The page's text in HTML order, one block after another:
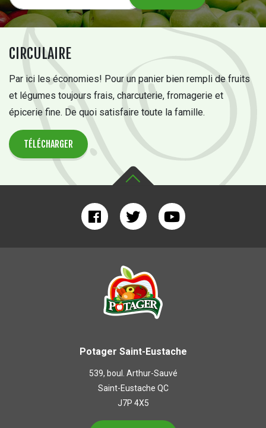
CIRCULAIRE
Par ici les économies! Pour un panier bien rempli de fruits
et légumes toujours frais, charcuterie, fromagerie et
épicerie fine. De quoi satisfaire toute la famille.
TÉLÉCHARGER
Potager Saint-Eustache
539, boul. Arthur-Sauvé
Saint-Eustache QC
J7P 4X5